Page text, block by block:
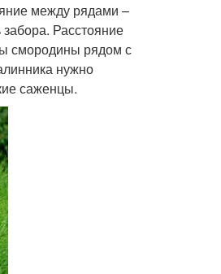
между рядами –
Расстояние
смородины рядом с
нужно
саженцы.